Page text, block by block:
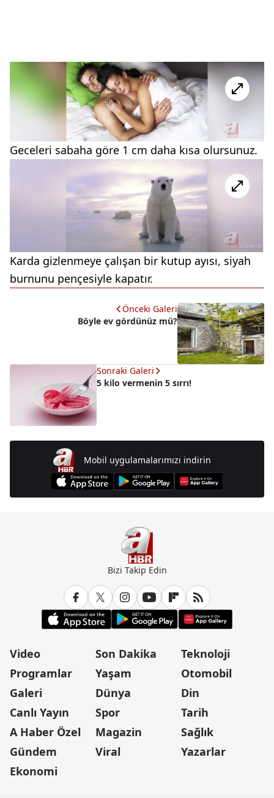
Geceleri sabaha göre 1 cm daha kısa olursunuz.
Karda gizlenmeye çalışan bir kutup ayısı, siyah
burnunu pençesiyle kapatır.
Önceki Galeri
Böyle ev gördünüz mü?
Sonraki Galeri
5 kilo vermenin 5 sırrı!
Mobil uygulamalarımızı indirin
Bizi Takip Edin
Video
Programlar
Galeri
Canlı Yayın
A Haber Özel
Gündem
Ekonomi
Son Dakika
Yaşam
Dünya
Spor
Magazin
Viral
Teknoloji
Otomobil
Din
Tarih
Sağlık
Yazarlar